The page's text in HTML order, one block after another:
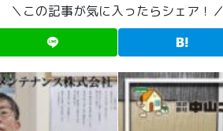
＼この記事が気に入ったらシェア！／